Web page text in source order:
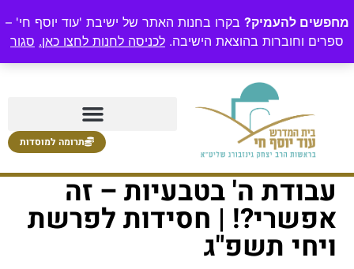
מחפשים להעמיק? בקרו בחנות האתר של ישיבת 'עוד יוסף חי' –
ספרים וחוברות בהוצאת הישיבה. לכניסה לחנות לחצו כאן. סגור
תרומה למוסדות
עבודת ה' בטבעיות – זה
אפשרי?! | חסידות לפרשת
ויחי תשפ"ג